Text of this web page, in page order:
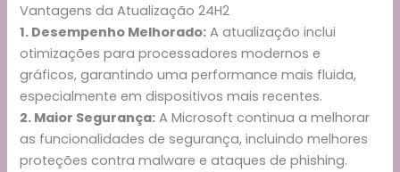
Vantagens da Atualização 24H2
1. Desempenho Melhorado: A atualização inclui
otimizações para processadores modernos e
gráficos, garantindo uma performance mais fluida,
especialmente em dispositivos mais recentes.
2. Maior Segurança: A Microsoft continua a melhorar
as funcionalidades de segurança, incluindo melhores
proteções contra malware e ataques de phishing.